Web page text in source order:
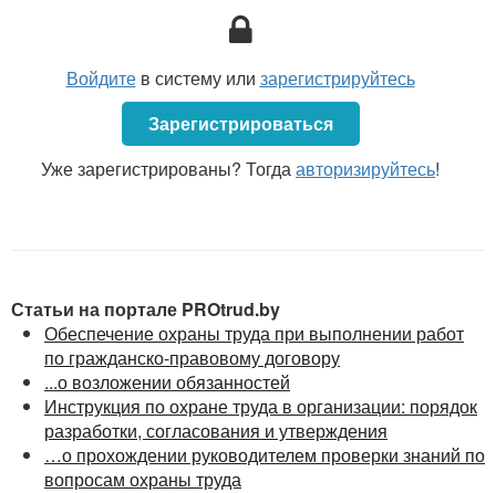
Для организации работы по охране труда
работающими требований по охране труда
наниматель в установленном законодательством
порядке создает службу охраны труда, вводит в штат
должность специалиста по охране труда или
возлагает соответствующие обязанности по охране
с законодательством (ст. 20Закона об охране труда).
<...>
Войдитев систему или зарегистрируйтесь
Зарегистрироваться
Уже зарегистрированы? Тогдаавторизируйтесь!
Статьи на портале PROtrud.by
Обеспечение охраны труда при выполнении работ
по гражданско-правовому договору
...о возложении обязанностей
Инструкция по охране труда в организации: порядок
разработки, согласования и утверждения
…о прохождении руководителем проверки знаний по
вопросам охраны труда